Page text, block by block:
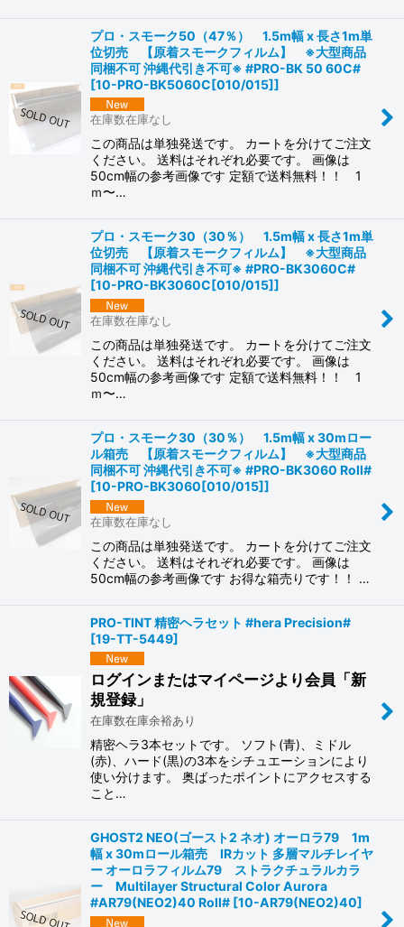
プロ・スモーク50（47％） 1.5m幅 x 長さ1m単
位切売 【原着スモークフィルム】 ※大型商品
同梱不可 沖縄代引き不可※ #PRO-BK 50 60C#
[10-PRO-BK5060C[010/015]]
在庫数在庫なし
この商品は単独発送です。 カートを分けてご注文
ください。 送料はそれぞれ必要です。 画像は
50cm幅の参考画像です 定額で送料無料！！ 1
ｍ〜…
プロ・スモーク30（30％） 1.5m幅 x 長さ1m単
位切売 【原着スモークフィルム】 ※大型商品
同梱不可 沖縄代引き不可※ #PRO-BK3060C#
[10-PRO-BK3060C[010/015]]
在庫数在庫なし
この商品は単独発送です。 カートを分けてご注文
ください。 送料はそれぞれ必要です。 画像は
50cm幅の参考画像です 定額で送料無料！！ 1
ｍ〜…
プロ・スモーク30（30％） 1.5m幅 x 30mロー
ル箱売 【原着スモークフィルム】 ※大型商品
同梱不可 沖縄代引き不可※ #PRO-BK3060 Roll#
[10-PRO-BK3060[010/015]]
在庫数在庫なし
この商品は単独発送です。 カートを分けてご注文
ください。 送料はそれぞれ必要です。 画像は
50cm幅の参考画像です お得な箱売りです！！ …
PRO-TINT 精密ヘラセット #hera Precision#
[19-TT-5449]
ログインまたはマイページより会員「新
規登録」
在庫数在庫余裕あり
精密ヘラ3本セットです。 ソフト(青)、ミドル
(赤)、ハード(黒)の3本をシチュエーションにより
使い分けます。 奥ばったポイントにアクセスする
こと…
GHOST2 NEO(ゴースト2 ネオ) オーロラ79 1m
幅 x 30mロール箱売 IRカット 多層マルチレイヤ
ー オーロラフィルム79 ストラクチュラルカラ
ー Multilayer Structural Color Aurora
#AR79(NEO2)40 Roll# [10-AR79(NEO2)40]